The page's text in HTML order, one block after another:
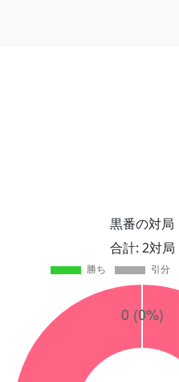
黒番の対局
合計: 2対局